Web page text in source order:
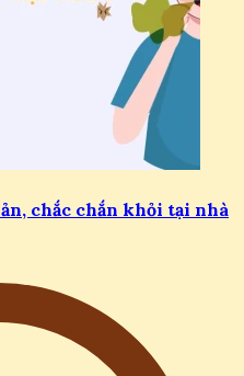
chắc chắn khỏi tại nhà